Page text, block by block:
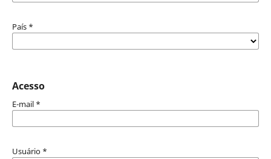
País *
Acesso
E-mail *
Usuário *